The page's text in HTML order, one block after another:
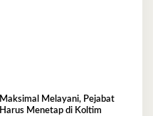
Maksimal Melayani, Pejabat
Harus Menetap di Koltim